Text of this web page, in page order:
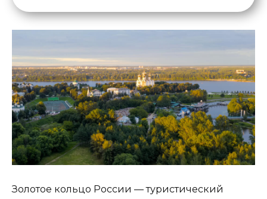
Золотое кольцо России — туристический